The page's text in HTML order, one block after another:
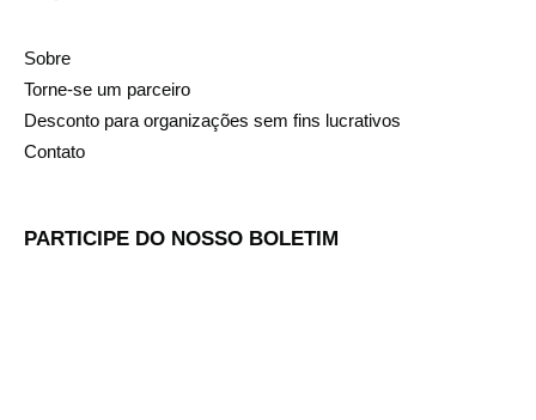
Sobre
Torne-se um parceiro
Desconto para organizações sem fins lucrativos
Contato
PARTICIPE DO NOSSO BOLETIM